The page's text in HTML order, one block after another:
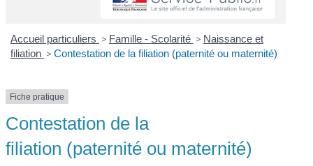
Accueil particuliers > Famille - Scolarité > Naissance et
filiation > Contestation de la filiation (paternité ou maternité)
Fiche pratique
Contestation de la
filiation (paternité ou maternité)